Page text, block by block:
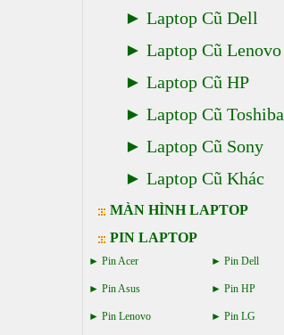
Laptop Cũ Dell
Laptop Cũ Lenovo
Laptop Cũ HP
Laptop Cũ Toshiba
Laptop Cũ Sony
Laptop Cũ Khác
MÀN HÌNH LAPTOP
PIN LAPTOP
Pin Acer Pin Dell
Pin Asus Pin HP
Pin Lenovo Pin LG